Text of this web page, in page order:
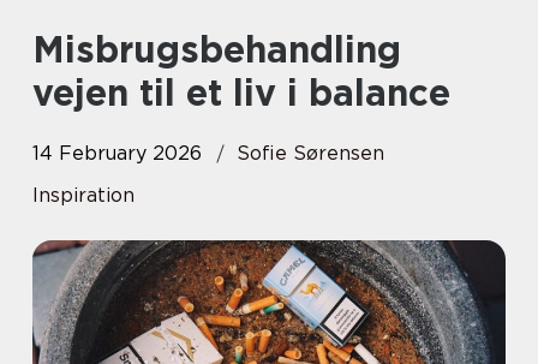
Misbrugsbehandling
vejen til et liv i balance
14 February 2026
Sofie Sørensen
Inspiration